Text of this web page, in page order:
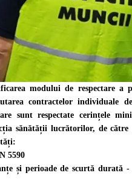
modului de respectare a
contractelor individuale
sunt respectate cerințele
sănătății lucrătorilor, de către
5590
și perioade de scurtă durată -